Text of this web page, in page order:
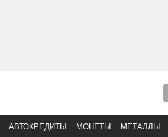
АВТОКРЕДИТЫ МОНЕТЫ МЕТАЛЛЫ